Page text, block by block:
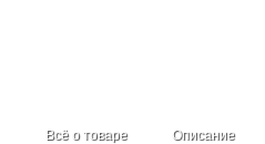
Всё о товаре Описание